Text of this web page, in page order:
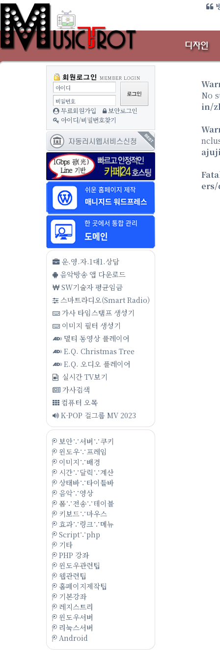
아이디
비밀번호
무료회원가입
보안로그인
아이디/비밀번호찾기
운.영.자.1대1.상담
음악방송 앱 다운로드
SW기술자 평균임금
스마트라디오(Smart Radio)
가사 타임스탬프 생성기
이미지 필터 생성기
멀티 동영상 플레이어
E.Q. Christmas Tree
E.Q. 오디오 플레이어
실시간 TV보기
가사검색
컴퓨터 오목
K-POP 걸그룹 MV 2023
보안∵서버∵쿠키
윈도우∵프레임
이미지∵배경
시간∵달력∵계산
상태바∵타이틀바
음악∵영상
폼∵전송∵테이블
키보드∵마우스
효과∵링크∵메뉴
Script∵php
기타
PHP 강좌
윈도우관련팁
웹관련팁
홈페이지제작팁
기본강좌
레지스트리
윈도우서버
리눅스서버
Android
No
in/